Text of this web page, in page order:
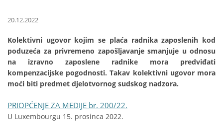
20.12.2022
Kolektivni ugovor kojim se plaća radnika zaposlenih kod
poduzeća za privremeno zapošljavanje smanjuje u odnosu
na izravno zaposlene radnike mora predviđati
kompenzacijske pogodnosti. Takav kolektivni ugovor mora
moći biti predmet djelotvornog sudskog nadzora.
PRIOPĆENJE ZA MEDIJE br. 200/22.
U Luxembourgu 15. prosinca 2022.